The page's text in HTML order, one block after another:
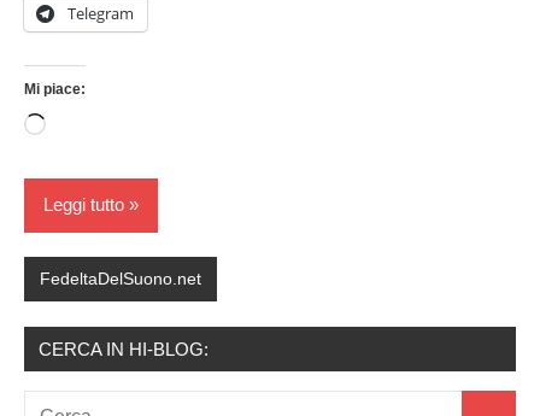
Telegram
Mi piace:
Caricamento
corso…
Leggi tutto
FedeltaDelSuono.net
CERCA IN HI-BLOG:
Ricerca